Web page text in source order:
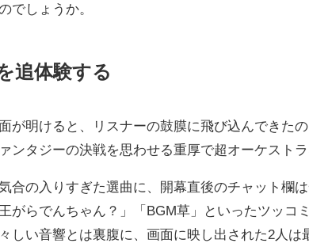
でしょうか。
追体験する
が明けると、リスナーの鼓膜に飛び込んできた
ンタジーの決戦を思わせる重厚で超オーケストラ
合の入りすぎた選曲に、開幕直後のチャット欄
がらでんちゃん？」「BGM草」といったツッコ
しい音響とは裏腹に、画面に映し出された2人は